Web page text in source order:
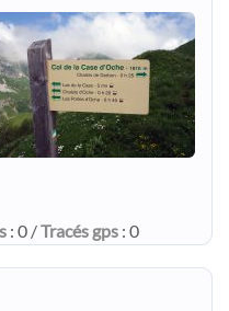
: 0 /Tracés gps : 0